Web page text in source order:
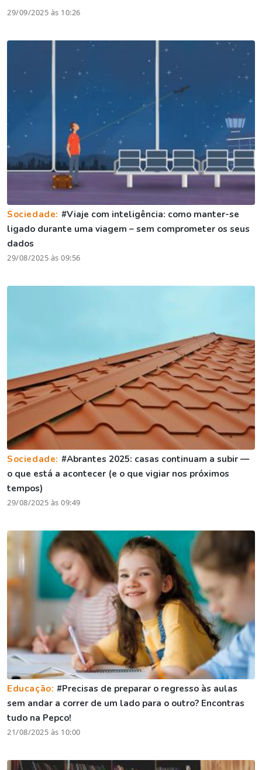
29/09/2025 às 10:26
Sociedade: #Viaje com inteligência: como manter-se
ligado durante uma viagem – sem comprometer os seus
dados
29/08/2025 às 09:56
Sociedade: #Abrantes 2025: casas continuam a subir —
o que está a acontecer (e o que vigiar nos próximos
tempos)
29/08/2025 às 09:49
Educação:#Precisas de preparar o regresso às aulas
sem andar a correr de um lado para o outro? Encontras
tudo na Pepco!
21/08/2025 às 10:00